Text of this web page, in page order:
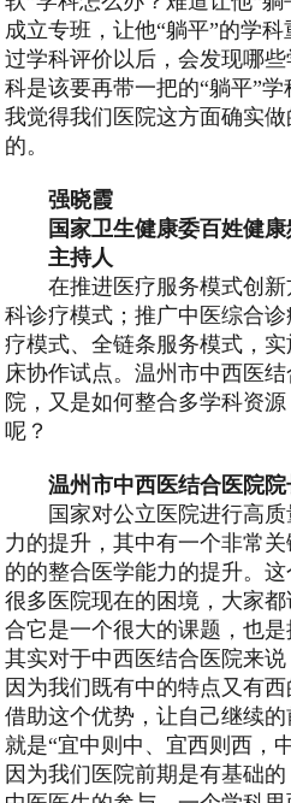
成立专班，让他“躺平”的学
过学科评价以后，会发现哪
科是该要再带一把的“躺平”
我觉得我们医院这方面确实
的。
强晓霞
国家卫生健康委百姓健
主持人
在推进医疗服务模式创
科诊疗模式；推广中医综合
疗模式、全链条服务模式，
床协作试点。温州市中西医
院，又是如何整合多学科资
呢？
温州市中西医结合医院
国家对公立医院进行高
力的提升，其中有一个非常
的的整合医学能力的提升。
很多医院现在的困境，大家
合它是一个很大的课题，也是
其实对于中西医结合医院来
因为我们既有中的特点又有
借助这个优势，让自己继续
就是“宜中则中、宜西则西，
因为我们医院前期是有基础